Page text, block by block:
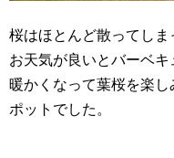
桜はほとんど散ってしま
お天気が良いとバーベキ
暖かくなって葉桜を楽
ポットでした。